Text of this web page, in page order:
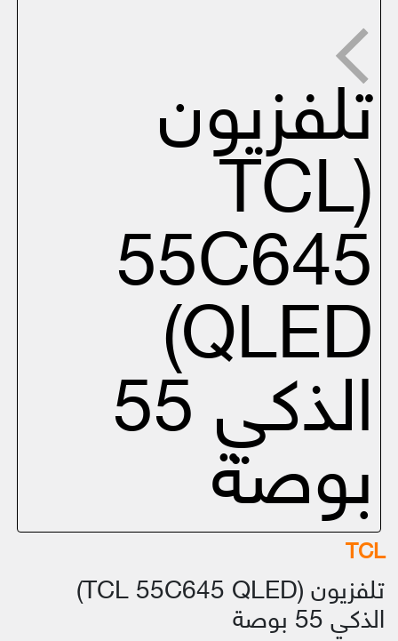
تلفزيون
(TCL
55C645
QLED)
الذكي 55
بوصة
TCL
تلفزيون (TCL 55C645 QLED)
الذكي 55 بوصة